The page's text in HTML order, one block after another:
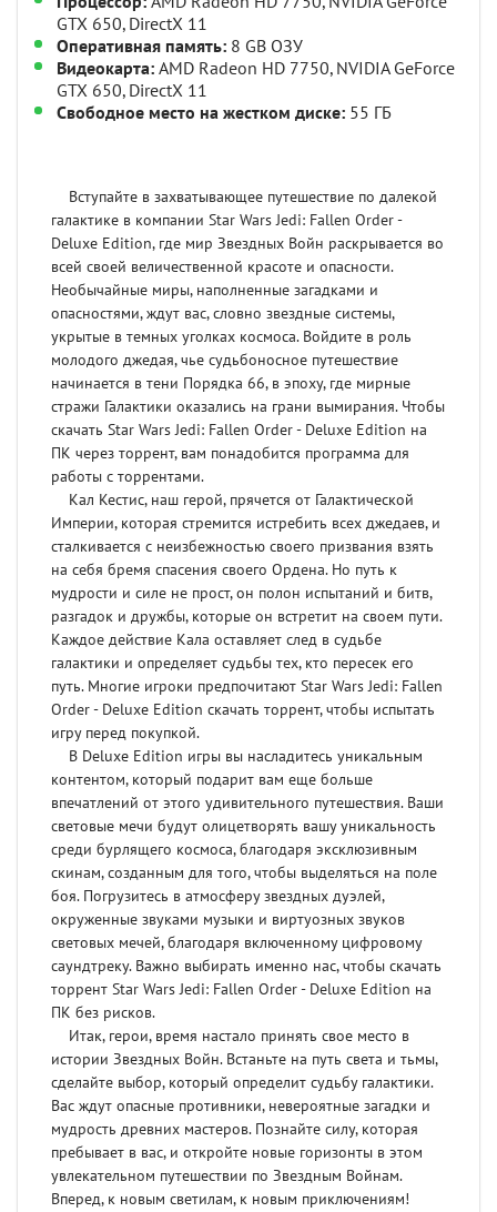
GTX 650, DirectX 11
Оперативная память: 8 GB ОЗУ
Видеокарта: AMD Radeon HD 7750, NVIDIA GeForce
GTX 650, DirectX 11
Свободное место на жестком диске: 55 ГБ
Вступайте в захватывающее путешествие по далекой
галактике в компании Star Wars Jedi: Fallen Order -
Deluxe Edition, где мир Звездных Войн раскрывается во
всей своей величественной красоте и опасности.
Необычайные миры, наполненные загадками и
опасностями, ждут вас, словно звездные системы,
укрытые в темных уголках космоса. Войдите в роль
молодого джедая, чье судьбоносное путешествие
начинается в тени Порядка 66, в эпоху, где мирные
стражи Галактики оказались на грани вымирания. Чтобы
скачать Star Wars Jedi: Fallen Order - Deluxe Edition на
ПК через торрент, вам понадобится программа для
работы с торрентами.
Кал Кестис, наш герой, прячется от Галактической
Империи, которая стремится истребить всех джедаев, и
сталкивается с неизбежностью своего призвания взять
на себя бремя спасения своего Ордена. Но путь к
мудрости и силе не прост, он полон испытаний и битв,
разгадок и дружбы, которые он встретит на своем пути.
Каждое действие Кала оставляет след в судьбе
галактики и определяет судьбы тех, кто пересек его
путь. Многие игроки предпочитают Star Wars Jedi: Fallen
Order - Deluxe Edition скачать торрент, чтобы испытать
игру перед покупкой.
В Deluxe Edition игры вы насладитесь уникальным
контентом, который подарит вам еще больше
впечатлений от этого удивительного путешествия. Ваши
световые мечи будут олицетворять вашу уникальность
среди бурлящего космоса, благодаря эксклюзивным
скинам, созданным для того, чтобы выделяться на поле
боя. Погрузитесь в атмосферу звездных дуэлей,
окруженные звуками музыки и виртуозных звуков
световых мечей, благодаря включенному цифровому
саундтреку. Важно выбирать именно нас, чтобы скачать
торрент Star Wars Jedi: Fallen Order - Deluxe Edition на
ПК без рисков.
Итак, герои, время настало принять свое место в
истории Звездных Войн. Встаньте на путь света и тьмы,
сделайте выбор, который определит судьбу галактики.
Вас ждут опасные противники, невероятные загадки и
мудрость древних мастеров. Познайте силу, которая
пребывает в вас, и откройте новые горизонты в этом
увлекательном путешествии по Звездным Войнам.
Вперед, к новым светилам, к новым приключениям!